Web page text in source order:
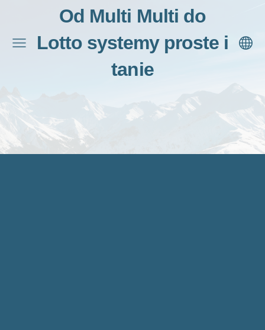
Od Multi Multi do
Lotto systemy proste i
tanie